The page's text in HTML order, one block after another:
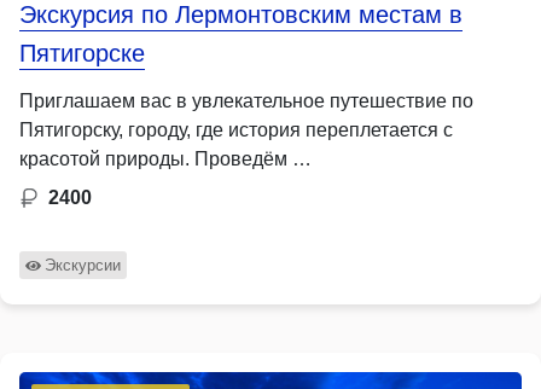
Экскурсия по Лермонтовским местам в
Пятигорске
Приглашаем вас в увлекательное путешествие по
Пятигорску, городу, где история переплетается с
красотой природы. Проведём …
2400
Экскурсии